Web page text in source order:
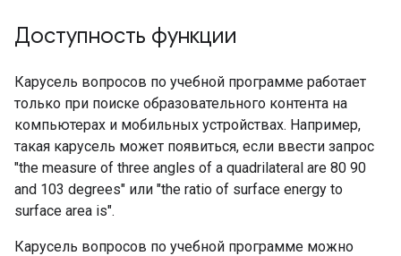
Доступность функции
Карусель вопросов по учебной программе работает
только при поиске образовательного контента на
компьютерах и мобильных устройствах. Например,
такая карусель может появиться, если ввести запрос
"the measure of three angles of a quadrilateral are 80 90
and 103 degrees" или "the ratio of surface energy to
surface area is".
Карусель вопросов по учебной программе можно